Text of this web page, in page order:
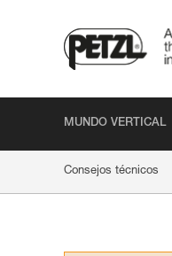
MUNDO VERTICAL
Consejos técnicos